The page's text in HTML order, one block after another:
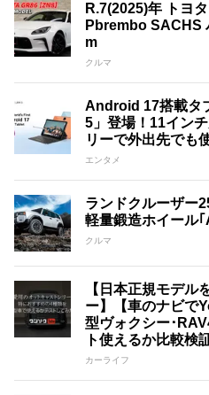
R.7(2025)年 トヨ
Pbrembo SACHS
m
クルマ
Android 17搭載タ
5」登場！11イン
リーで外出先でも
エンタメ
ランドクルーザー
軽量鍛造ホイール
クルマ
【日本正規モデル
ー】【車のナビで
型ヴォクシー･
ト使えるか比較検
カーライフ